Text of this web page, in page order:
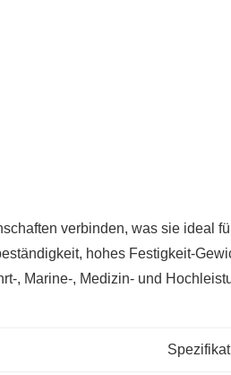
verbinden, was sie ideal
hohes Festigkeit-
, Marine-, Medizin- und